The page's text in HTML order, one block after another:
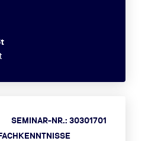
SEMINAR-NR.: 30301701